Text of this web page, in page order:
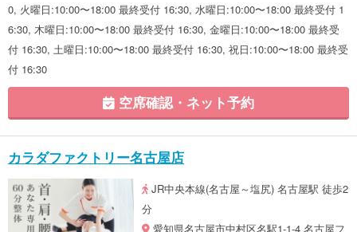
0, 火曜日:10:00〜18:00 最終受付 16:30, 水曜日:10:00〜18:00 最終受付 1
6:30, 木曜日:10:00〜18:00 最終受付 16:30, 金曜日:10:00〜18:00 最終受
付 16:30, 土曜日:10:00〜18:00 最終受付 16:30, 祝日:10:00〜18:00 最終受
付 16:30
空席確認・ネット予約
カラダファクトリー名古屋店
JR中央本線(名古屋～塩尻) 名古屋駅 徒歩2
分
愛知県名古屋市中村区名駅1-1-4 名古屋フ